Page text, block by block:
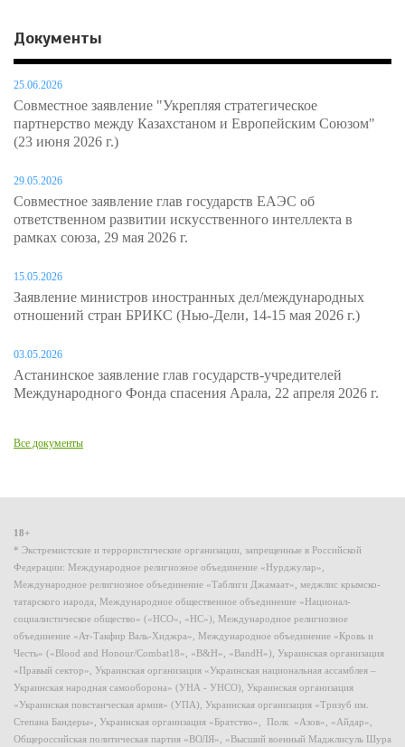
Документы
25.06.2026
Совместное заявление "Укрепляя стратегическое
партнерство между Казахстаном и Европейским Союзом"
(23 июня 2026 г.)
29.05.2026
Совместное заявление глав государств ЕАЭС об
ответственном развитии искусственного интеллекта в
рамках союза, 29 мая 2026 г.
15.05.2026
Заявление министров иностранных дел/международных
отношений стран БРИКС (Нью-Дели, 14-15 мая 2026 г.)
03.05.2026
Астанинское заявление глав государств-учредителей
Международного Фонда спасения Арала, 22 апреля 2026 г.
Все документы
18+
* Экстремистские и террористические организации, запрещенные в Российской
Федерации: Международное религиозное объединение «Нурджулар»,
Международное религиозное объединение «Таблиги Джамаат», меджлис крымско-
татарского народа, Международное общественное объединение «Национал-
социалистическое общество» («НСО», «НС»), Международное религиозное
объединение «Ат-Такфир Валь-Хиджра», Международное объединение «Кровь и
Честь» («Blood and Honour/Combat18», «B&H», «BandH»), Украинская организация
«Правый сектор», Украинская организация «Украинская национальная ассамблея –
Украинская народная самооборона» (УНА - УНСО), Украинская организация
«Украинская повстанческая армия» (УПА), Украинская организация «Тризуб им.
Степана Бандеры», Украинская организация «Братство», Полк «Азов», «Айдар»,
Общероссийская политическая партия «ВОЛЯ», «Высший военный Маджлисуль Шура